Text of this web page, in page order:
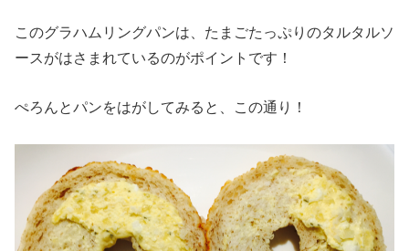
このグラハムリングパンは、たまごたっぷりのタルタルソ
ースがはさまれているのがポイントです！
ぺろんとパンをはがしてみると、この通り！